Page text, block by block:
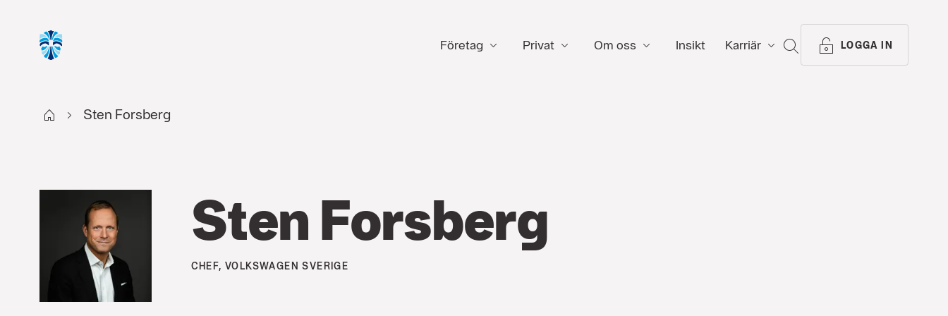
Företag Privat Om oss Insikt Karriär SÖK LOGGA IN
Start Sten Forsberg
Sten Forsberg
CHEF, VOLKSWAGEN SVERIGE